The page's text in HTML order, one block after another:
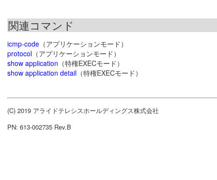
関連コマンド
icmp-code （アプリケーションモード）
protocol （アプリケーションモード）
show application （特権EXECモード）
show application detail （特権EXECモード）
(C) 2019 アライドテレシスホールディングス株式会社
PN: 613-002735 Rev.B